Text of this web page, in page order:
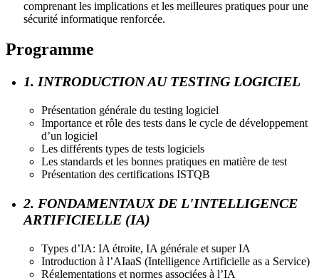
comprenant les implications et les meilleures pratiques pour une
sécurité informatique renforcée.
Programme
1. INTRODUCTION AU TESTING LOGICIEL
Présentation générale du testing logiciel
Importance et rôle des tests dans le cycle de développement
d’un logiciel
Les différents types de tests logiciels
Les standards et les bonnes pratiques en matière de test
Présentation des certifications ISTQB
2. FONDAMENTAUX DE L'INTELLIGENCE
ARTIFICIELLE (IA)
Types d’IA: IA étroite, IA générale et super IA
Introduction à l’AIaaS (Intelligence Artificielle as a Service)
Réglementations et normes associées à l’IA